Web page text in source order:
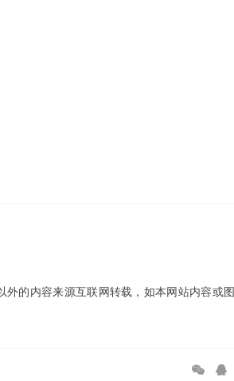
外的内容来源互联网转载，如本网站内容或图